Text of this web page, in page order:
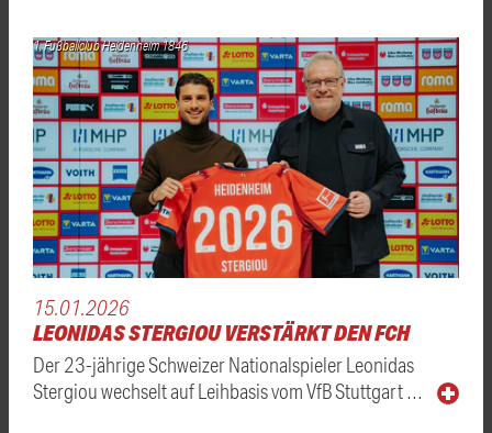
1. Fußballclub Heidenheim 1846
15.01.2026
LEONIDAS STERGIOU VERSTÄRKT DEN FCH
Der 23-jährige Schweizer Nationalspieler Leonidas
Stergiou wechselt auf Leihbasis vom VfB Stuttgart …